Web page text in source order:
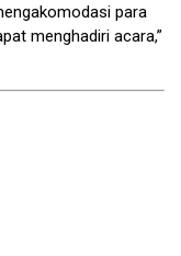
para
menghadiri acara,”